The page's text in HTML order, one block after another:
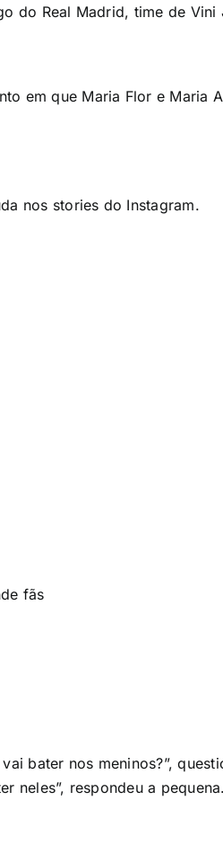
do Real Madrid, time de Vini
em que Maria Flor e Maria
nos stories do Instagram.
fãs
bater nos meninos?”,
neles”, respondeu a pequena.